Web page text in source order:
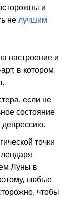
и
не лучшим
настроение и
в котором
если не
состояние
депрессию.
точки
Луны в
любые
чтобы